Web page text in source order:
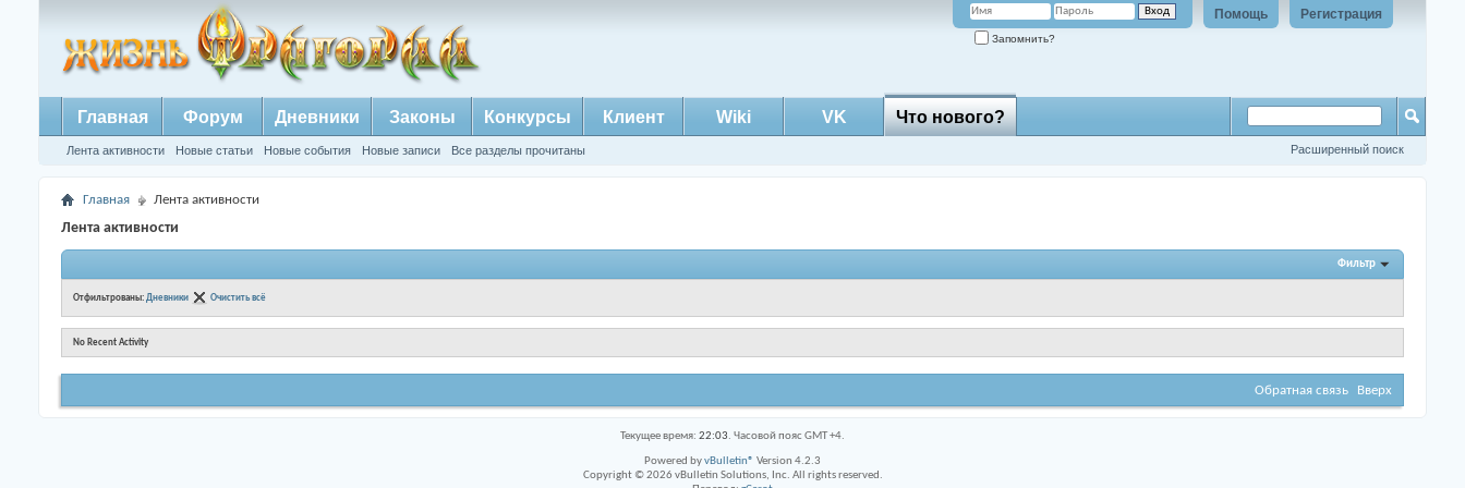
Регистрация
Помощь
Запомнить?
Главная Форум Дневники Законы Конкурсы Клиент Wiki VK Что нового?
Лента активности Новые статьи Новые события Новые записи Все разделы прочитаны Расширенный поиск
Главная Лента активности
Лента активности
Фильтр
Отфильтрованы: Дневники Очистить всё
No Recent Activity
Обратная связь Вверх
Текущее время: 22:03. Часовой пояс GMT +4.
Powered byvBulletin® Version 4.2.3
Copyright © 2026 vBulletin Solutions, Inc. All rights reserved.